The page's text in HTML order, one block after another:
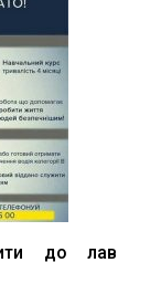
до лав